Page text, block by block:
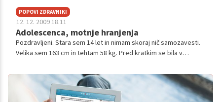
POPOVI ZDRAVNIKI
12. 12. 2009 18.11
Adolescenca, motnje hranjenja
Pozdravljeni. Stara sem 14 let in nimam skoraj nič samozavesti.
Velika sem 163 cm in tehtam 58 kg. Pred kratkim se bila v
mi je zdravn...